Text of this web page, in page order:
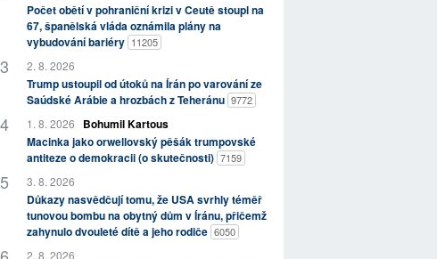
Počet obětí v pohraniční krizi v Ceutě stoupl na
67, španělská vláda oznámila plány na
vybudování bariéry 11205
2. 8. 2026
Trump ustoupil od útoků na Írán po varování ze
Saúdské Arábie a hrozbách z Teheránu 9772
1. 8. 2026
Bohumil Kartous
Macinka jako orwellovský pěšák trumpovské
antiteze o demokracii (o skutečnosti) 7159
3. 8. 2026
Důkazy nasvědčují tomu, že USA svrhly téměř
tunovou bombu na obytný dům v Íránu, přičemž
zahynulo dvouleté dítě a jeho rodiče 6050
2. 8. 2026